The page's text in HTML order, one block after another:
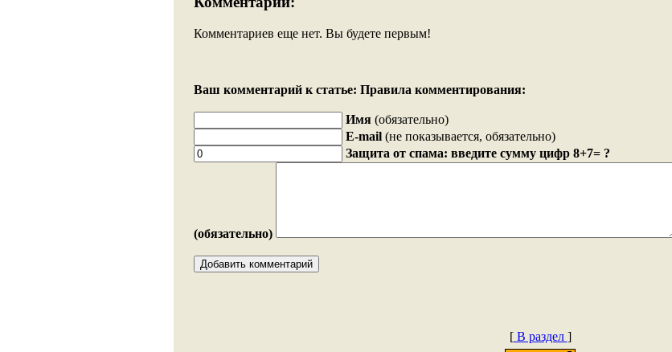
Комментариев еще нет. Вы будете первым!
Ваш комментарий к статье: Правила комментирования:
Имя (обязательно)
E-mail (не показывается, обязательно)
Защита от спама: введите сумму цифр 8+7= ?
(обязательно)
[В раздел ]